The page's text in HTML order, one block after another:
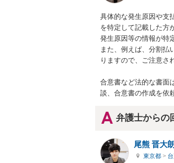
具体的な発生原因や支
を特定して記載した方
発生原因等の情報が特
また、例えば、分割払
りますので、ご注意さ
合意書など法的な書面
談、合意書の作成を依
弁護士からの
尾熊 晋大朗
東京都 >